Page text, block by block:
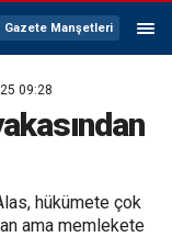
Gazete Manşetleri
09:28
hükümete çok
ama memlekete